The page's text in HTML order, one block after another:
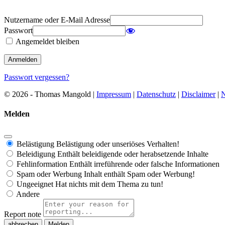
Nutzername oder E-Mail Adresse
Passwort
Angemeldet bleiben
Passwort vergessen?
© 2026 - Thomas Mangold | Impressum | Datenschutz | Disclaimer|
Melden
Belästigung Belästigung oder unseriöses Verhalten!
Beleidigung Enthält beleidigende oder herabsetzende Inhalte
Fehlinformation Enthält irreführende oder falsche Informationen
Spam oder Werbung Inhalt enthält Spam oder Werbung!
Ungeeignet Hat nichts mit dem Thema zu tun!
Andere
Report note